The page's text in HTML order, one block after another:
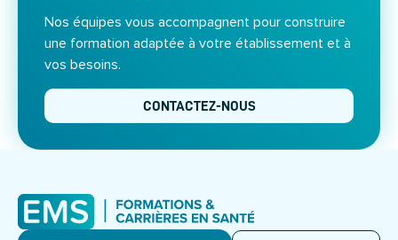
Nos équipes vous accompagnent pour construire
une formation adaptée à votre établissement et à
vos besoins.
CONTACTEZ-NOUS